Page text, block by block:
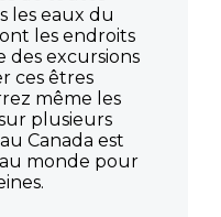
les eaux du
les endroits
des excursions
ces êtres
même les
plusieurs
Canada est
au monde pour